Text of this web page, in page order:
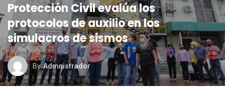
Protección Civil evalúa los
protocolos de auxilio en los
simulacros de sismos
By Admnistrador